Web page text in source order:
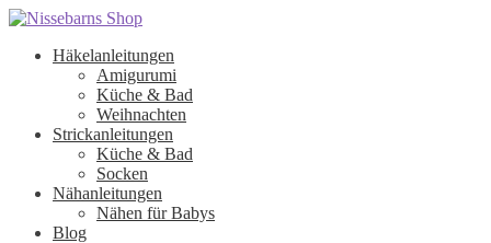
Zur
springen
Zum
springenHäkelanleitungen
Amigurumi
Küche & Bad
Weihnachten
Strickanleitungen
Küche & Bad
Socken
Nähanleitungen
Nähen für Babys
Blog